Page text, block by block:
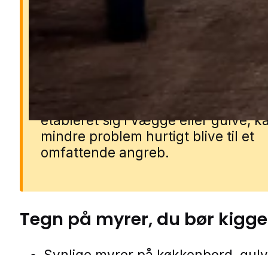
Myrer kan trænge ind i boligen i
antal og forurene madvarer samt
arter som faraomyrer kan sprede
bakterier, mens andre kan
etableret sig i vægge eller gulve,
mindre problem hurtigt blive til et
omfattende angreb.
Tegn på myrer, du bør